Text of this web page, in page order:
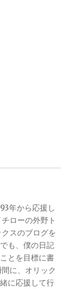
年から応援し
ローの外野ト
スのブログを
も、僕の日記
とを目標に書
に、オリック
に応援して行